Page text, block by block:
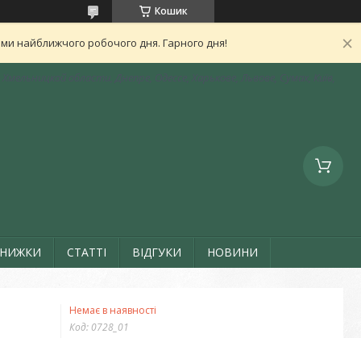
Кошик
найближчого робочого дня. Гарного дня!
СТАТТІ ВІДГУКИ НОВИНИ
Немає в наявності
Код: 0728_01